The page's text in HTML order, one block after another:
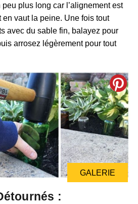
peu plus long car l’alignement est
vaut la peine. Une fois tout
avec du sable fin, balayez pour
arrosez légèrement pour tout
GALERIE
: